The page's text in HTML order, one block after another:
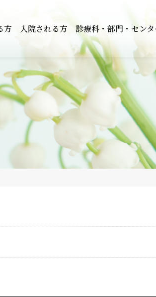
方 入院される方 診療科・部門・セン